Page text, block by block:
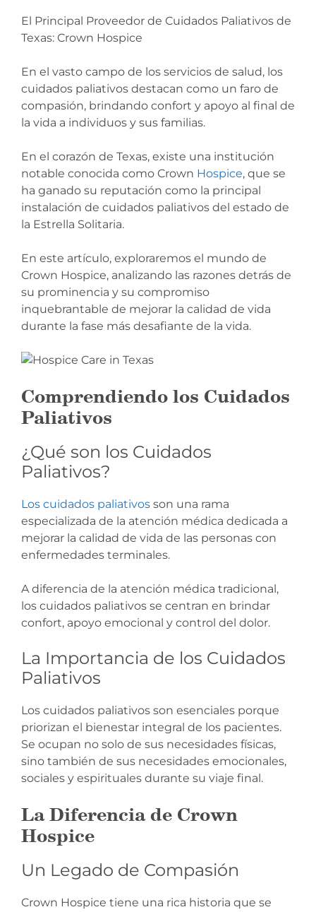
El Principal Proveedor de Cuidados Paliativos de
Texas: Crown Hospice
En el vasto campo de los servicios de salud, los
cuidados paliativos destacan como un faro de
compasión, brindando confort y apoyo al final de
la vida a individuos y sus familias.
En el corazón de Texas, existe una institución
notable conocida como Crown Hospice, que se
ha ganado su reputación como la principal
instalación de cuidados paliativos del estado de
la Estrella Solitaria.
En este artículo, exploraremos el mundo de
Crown Hospice, analizando las razones detrás de
su prominencia y su compromiso
inquebrantable de mejorar la calidad de vida
durante la fase más desafiante de la vida.
Comprendiendo los Cuidados
Paliativos
¿Qué son los Cuidados
Paliativos?
Los cuidados paliativos son una rama
especializada de la atención médica dedicada a
mejorar la calidad de vida de las personas con
enfermedades terminales.
A diferencia de la atención médica tradicional,
los cuidados paliativos se centran en brindar
confort, apoyo emocional y control del dolor.
La Importancia de los Cuidados
Paliativos
Los cuidados paliativos son esenciales porque
priorizan el bienestar integral de los pacientes.
Se ocupan no solo de sus necesidades físicas,
sino también de sus necesidades emocionales,
sociales y espirituales durante su viaje final.
La Diferencia de Crown
Hospice
Un Legado de Compasión
Crown Hospice tiene una rica historia que se